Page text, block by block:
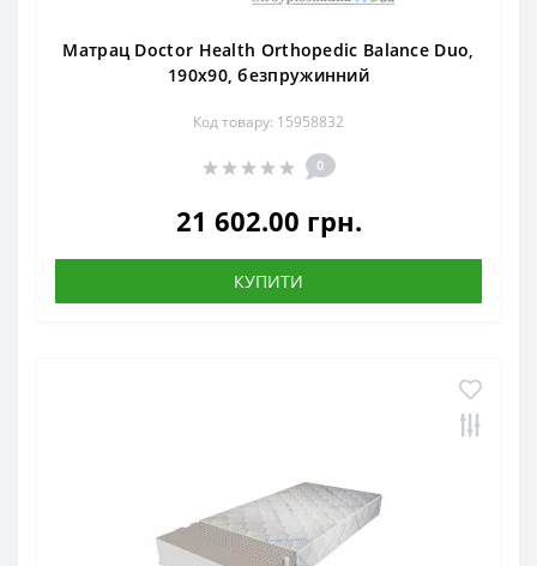
Матрац Doctor Health Orthopedic Balance Duo,
190x90, безпружинний
Код товару: 15958832
0
21 602.00 грн.
КУПИТИ